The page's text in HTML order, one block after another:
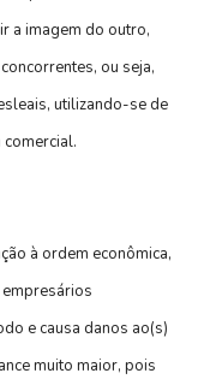
a imagem do outro,
ou seja,
utilizando-se de
à ordem econômica,
e causa danos ao(s)
muito maior, pois